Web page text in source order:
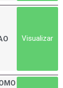
Visualizar